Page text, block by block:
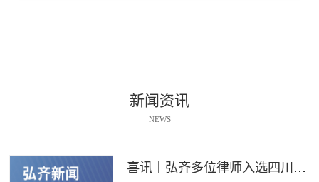
新闻资讯
NEWS
喜讯丨弘齐多位律师入选四川省破产管理人协会工作委员会委员